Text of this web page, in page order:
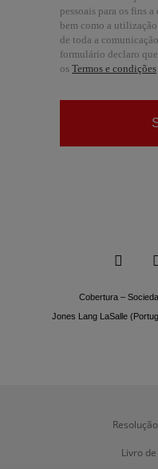
pessoais para os fins
bem como a
de toda a
formulário declaro
os Termos e condições
Cobertura –
Jones Lang LaSalle

Livro